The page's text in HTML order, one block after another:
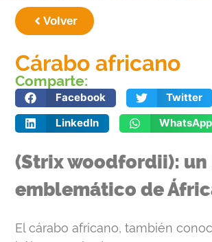
Volver
Cárabo africano
Comparte:
Facebook
LinkedIn
WhatsApp
(Strix woodfordii): un
emblemático de África
búho manchado, es un ave rapaz